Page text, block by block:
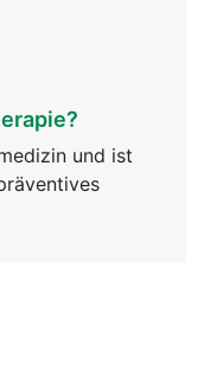
und ist